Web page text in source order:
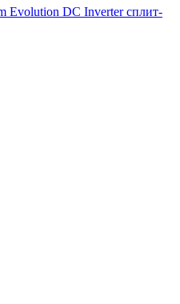
Evolution DC Inverter сплит-